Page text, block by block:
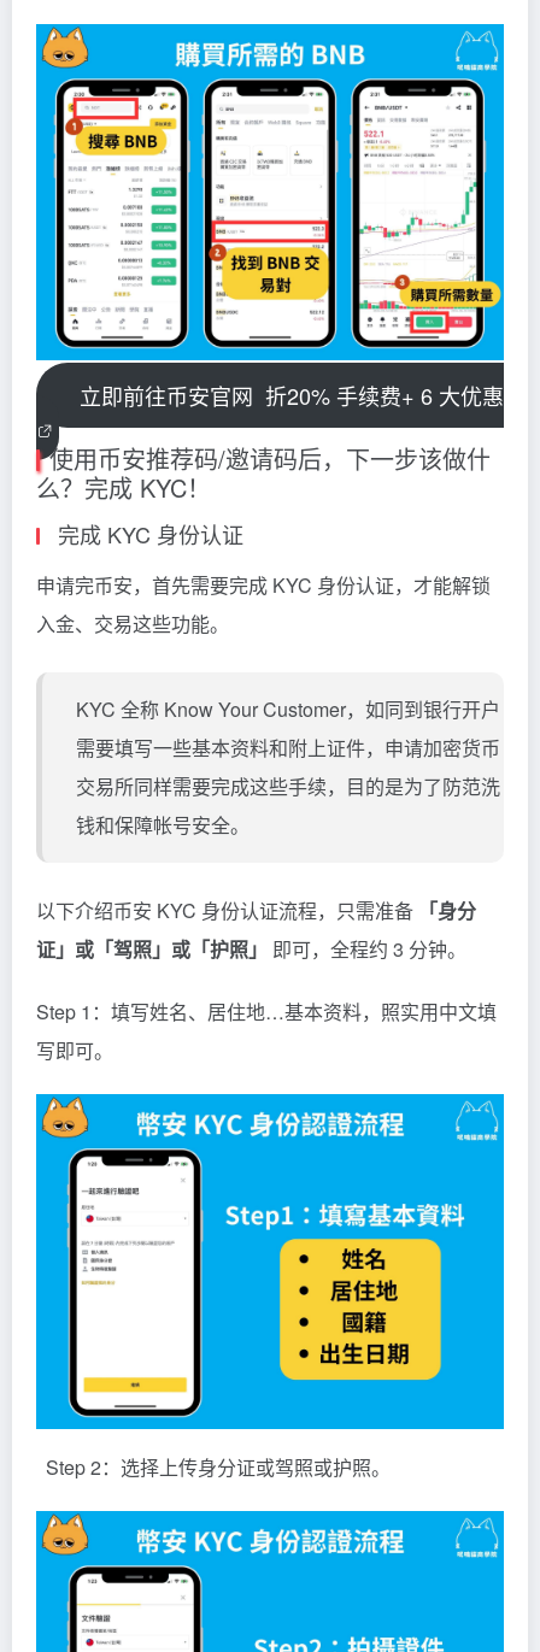
立即前往币安官网 折20% 手续费+ 6 大优惠
使用币安推荐码/邀请码后，下一步该做什
么？完成 KYC！
完成 KYC 身份认证
申请完币安，首先需要完成 KYC 身份认证，才能解锁
入金、交易这些功能。
KYC 全称 Know Your Customer，如同到银行开户
需要填写一些基本资料和附上证件，申请加密货币
交易所同样需要完成这些手续，目的是为了防范洗
钱和保障帐号安全。
以下介绍币安 KYC 身份认证流程，只需准备
「身分
证」或「驾照」或「护照」
即可，全程约 3 分钟。
Step 1：填写姓名、居住地…基本资料，照实用中文填
写即可。
Step 2：选择上传身分证或驾照或护照。